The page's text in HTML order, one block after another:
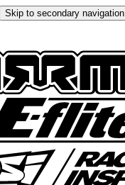
Skip to secondary navigation